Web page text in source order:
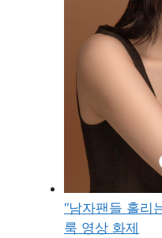
“남자팬들 홀리
룩 영상 화제